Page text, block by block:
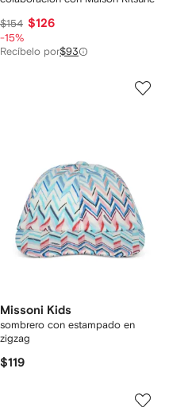
$154 $126
-15%
Recíbelo por$93
Missoni Kids
sombrero con estampado en
zigzag
$119